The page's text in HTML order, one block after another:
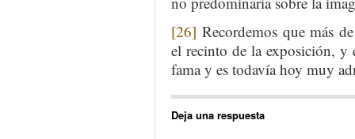
[26] Recordemos que más
el recinto de la exposición, y
fama y es todavía hoy muy
Deja una respuesta